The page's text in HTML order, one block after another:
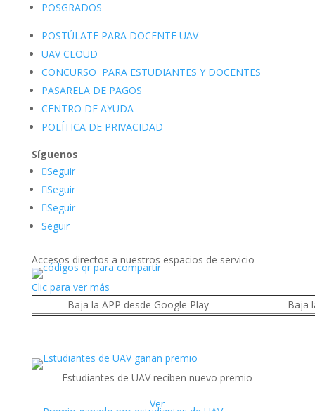
POSGRADOS
POSTÚLATE PARA DOCENTE UAV
UAV CLOUD
CONCURSO PARA ESTUDIANTES Y DOCENTES
PASARELA DE PAGOS
CENTRO DE AYUDA
POLÍTICA DE PRIVACIDAD
Síguenos
Seguir
Seguir
Seguir
Seguir
Accesos directos a nuestros espacios de servicio
Clic para ver más
Baja la APP desde Google Play
Baja
Estudiantes de UAV reciben nuevo premio
Ver